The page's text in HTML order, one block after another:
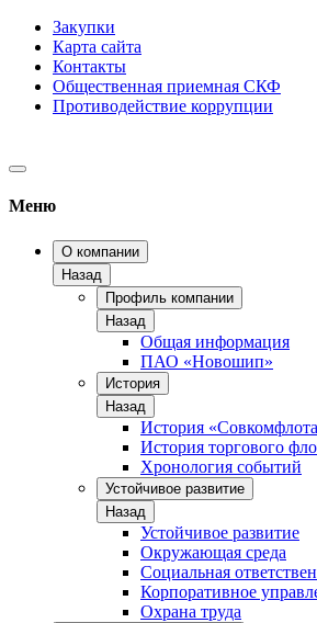
Закупки
Карта сайта
Контакты
Общественная приемная СКФ
Противодействие коррупции
Меню
О компании
Назад
Профиль компании
Назад
Общая информация
ПАО «Новошип»
История
Назад
История
История торгового
Хронология событий
Устойчивое развитие
Назад
Устойчивое развитие
Окружающая среда
Социальная
Корпоративное
Охрана труда